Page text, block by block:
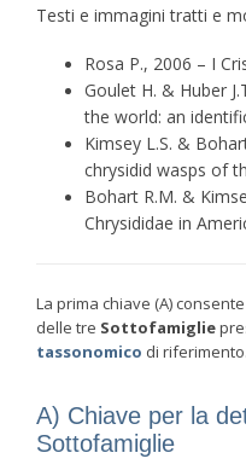
Testi e immagini tratti e
Rosa P., 2006 – I
Goulet H. & Huber
the world: an
Kimsey L.S. &
chrysidid wasps of
Bohart R.M. &
Chrysididae in
La prima chiave (A)
delle tre Sottofamiglie
tassonomico di riferimento.
A) Chiave per la
Sottofamiglie